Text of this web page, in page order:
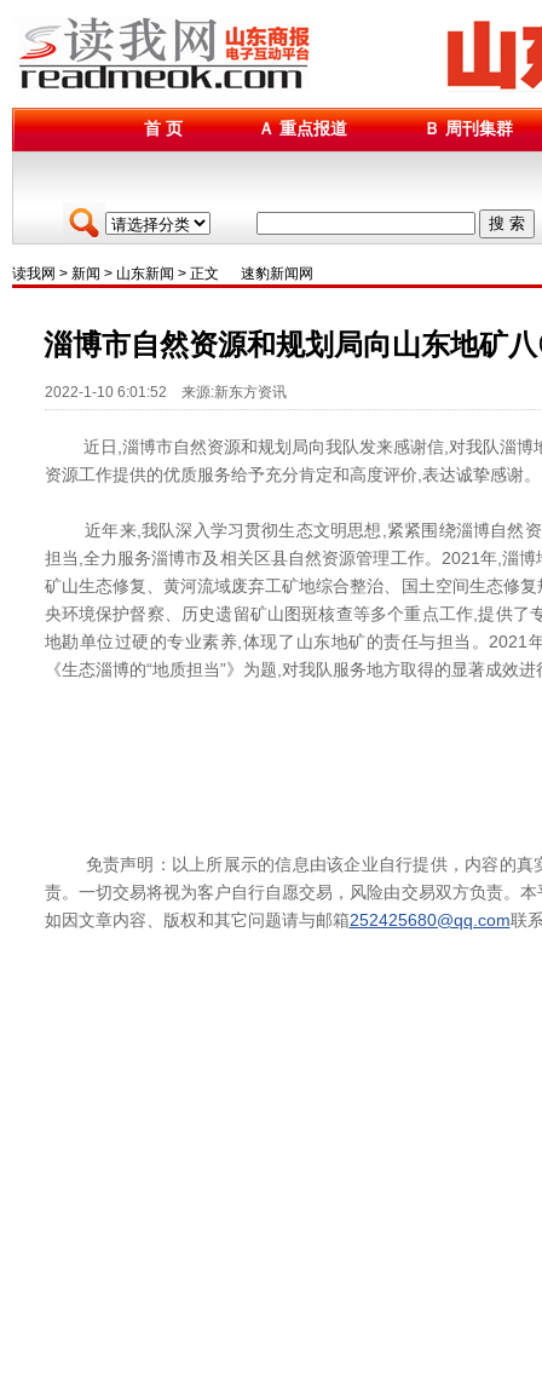
首 页 Ａ 重点报道 Ｂ 周刊集群
搜 索
读我网 > 新闻 > 山东新闻 > 正文 速豹新闻网
淄博市自然资源和规划局向山东地矿
2022-1-10 6:01:52 来源:新东方资讯
近日,淄博市自然资源和规划局向我队发来感谢信,对我队淄博
资源工作提供的优质服务给予充分肯定和高度评价,表达诚挚感谢。
近年来,我队深入学习贯彻生态文明思想,紧紧围绕淄博自然资
担当,全力服务淄博市及相关区县自然资源管理工作。2021年,淄
矿山生态修复、黄河流域废弃工矿地综合整治、国土空间生态修
央环境保护督察、历史遗留矿山图斑核查等多个重点工作,提供了
地勘单位过硬的专业素养,体现了山东地矿的责任与担当。2021
《生态淄博的“地质担当”》为题,对我队服务地方取得的显著成效
免责声明：以上所展示的信息由该企业自行提供，内容的真
责。一切交易将视为客户自行自愿交易，风险由交易双方负责。
如因文章内容、版权和其它问题请与邮箱252425680@qq.com联